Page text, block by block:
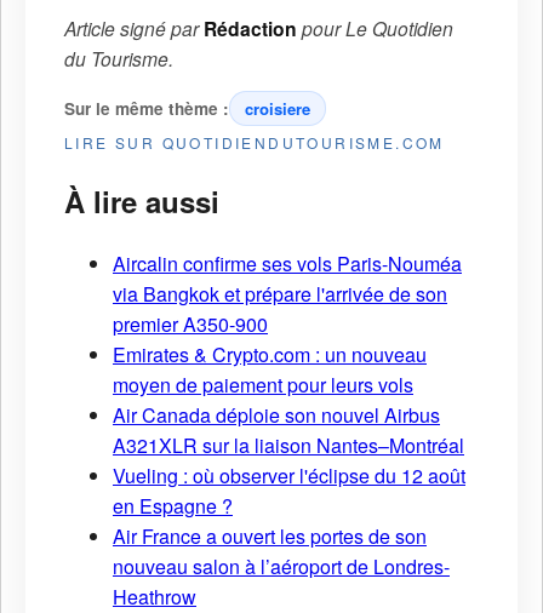
Article signé parRédaction pourLe Quotidien
du Tourisme.
Sur le même thème : croisiere
LIRE SUR QUOTIDIENDUTOURISME.COM
À lire aussi
Aircalin confirme ses vols Paris-Nouméa
via Bangkok et prépare l'arrivée de son
premier A350-900
Emirates & Crypto.com : un nouveau
moyen de paiement pour leurs vols
Air Canada déploie son nouvel Airbus
A321XLR sur la liaison Nantes–Montréal
Vueling : où observer l'éclipse du 12 août
en Espagne ?
Air France a ouvert les portes de son
nouveau salon à l’aéroport de Londres-
Heathrow